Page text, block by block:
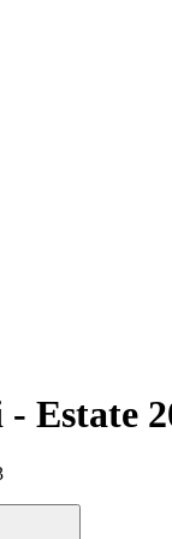
Estate